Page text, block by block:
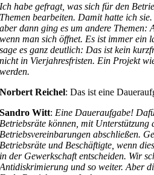
Ich habe gefragt, was sich für den
Themen bearbeiten. Damit hatte ich
aber dann ging es um andere Themen:
wenn man sich öffnet. Es ist immer ein
sage es ganz deutlich: Das ist kein
nicht in Vierjahresfristen. Ein Projekt
werden.
Norbert Reichel: Das ist eine
Sandro Witt: Eine Daueraufgabe!
Betriebsräte können, mit Unterstützung
Betriebsvereinbarungen abschließen.
Betriebsräte und Beschäftigte, wenn
in der Gewerkschaft entscheiden. Wir
Antidiskrimierung und so weiter. Aber